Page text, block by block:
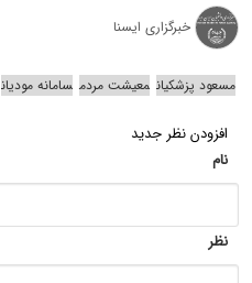
خبرگزاری ایسنا
مسعود پزشکیان معیشت مردم سامانه مودیان
افزودن نظر جدید
نام
نظر